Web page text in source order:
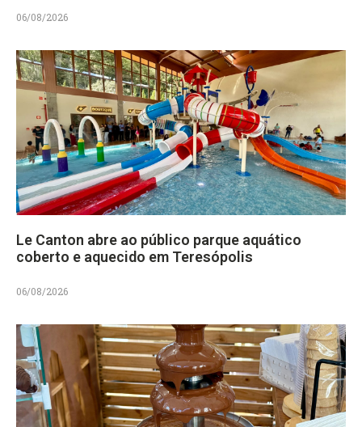
06/08/2026
Le Canton abre ao público parque aquático
coberto e aquecido em Teresópolis
06/08/2026